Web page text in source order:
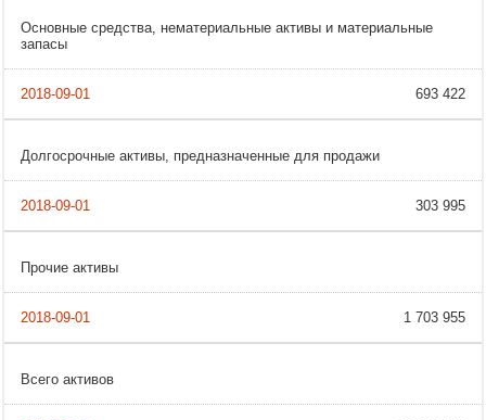
Основные средства, нематериальные активы и материальные
запасы
693 422
Долгосрочные активы, предназначенные для продажи
303 995
Прочие активы
1 703 955
Всего активов